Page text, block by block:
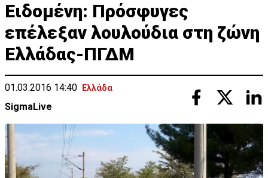
Eιδομένη: Πρόσφυγες
επέλεξαν λουλούδια στη ζώνη
Ελλάδας-ΠΓΔΜ
01.03.2016 14:40 Ελλάδα
SigmaLive